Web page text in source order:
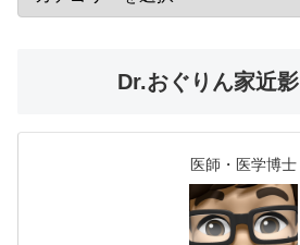
Dr.おぐりん家近影
医師・医学博士